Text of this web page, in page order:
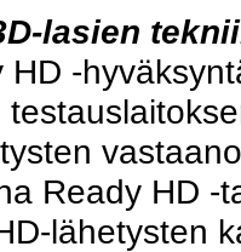
lasien
-
Ready HD -
lähetysten